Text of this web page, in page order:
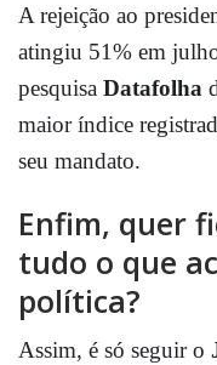
A rejeição ao
atingiu 51% em
pesquisa Datafolha
maior índice
seu mandato.
Enfim, quer
tudo o que
política?
Assim, é só seguir o